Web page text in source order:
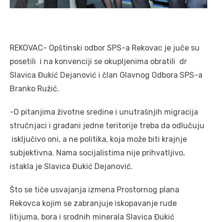
REKOVAC- Opštinski odbor SPS-a Rekovac je juče su
posetili i na konvenciji se okupljenima obratili dr
Slavica Đukić Dejanović i član Glavnog Odbora SPS-a
Branko Ružić.
-O pitanjima životne sredine i unutrašnjih migracija
stručnjaci i građani jedne teritorije treba da odlučuju
isključivo oni, a ne politika, koja može biti krajnje
subjektivna. Nama socijalistima nije prihvatljivo,
istakla je Slavica Đukić Dejanović.
Što se tiče usvajanja izmena Prostornog plana
Rekovca kojim se zabranjuje iskopavanje rude
litijuma, bora i srodnih minerala Slavica Đukić